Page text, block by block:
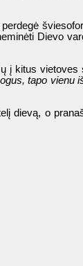
Dievo
į kitus
tapo vienu
dievą, o